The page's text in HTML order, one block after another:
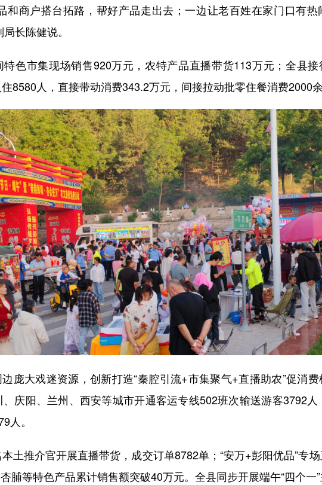
商户搭台拓路，帮好产品走出去；一边让老百姓在家门口有热
长陈健说。
市集现场销售920万元，农特产品直播带货113万元；全县接
8580人，直接带动消费343.2万元，间接拉动批零住餐消费2000余
大戏迷资源，创新打造“秦腔引流+市集聚气+直播助农”促消费
庆阳、兰州、西安等城市开通客运专线502班次输送游客3792
人。
推介官开展直播带货，成交订单8782单；“安万+彭阳优品”专
脯等特色产品累计销售额突破40万元。全县同步开展端午“四个一